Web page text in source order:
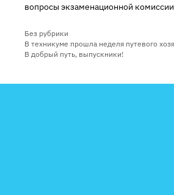
вопросы экзаменационной
Рубрики
Без рубрики
В техникуме прошла неделя путевого
В добрый путь, выпускники!